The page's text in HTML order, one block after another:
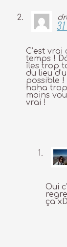
C’est
temps !
îles trop
du lieu
possible !
haha
moins
vrai !
Oui
ça xD